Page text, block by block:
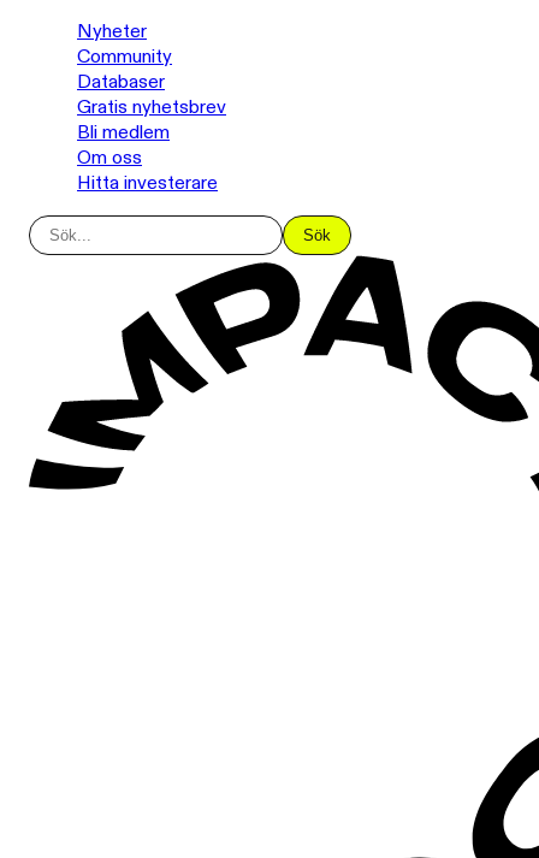
Nyheter
Community
Databaser
Gratis nyhetsbrev
Bli medlem
Om oss
Hitta investerare
Sök